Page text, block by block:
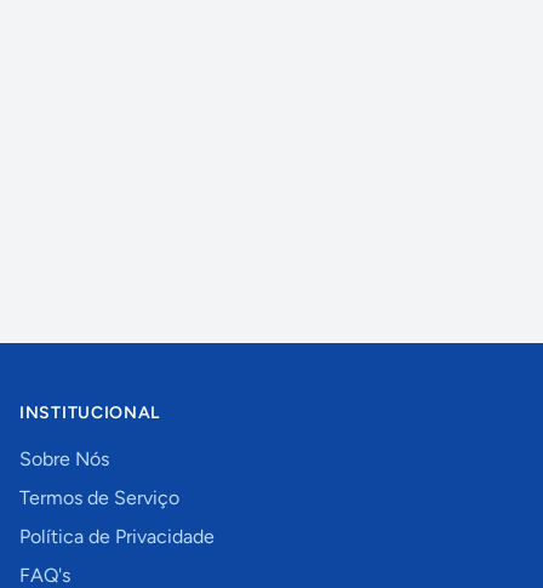
INSTITUCIONAL
Sobre Nós
Termos de Serviço
Política de Privacidade
FAQ's